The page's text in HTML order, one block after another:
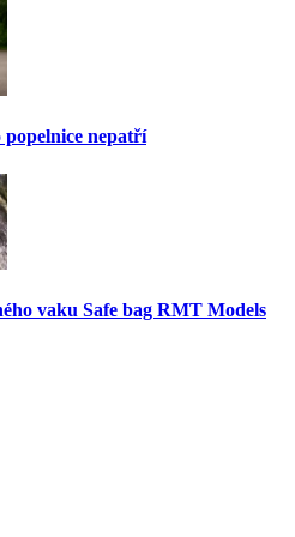
nepatří
vaku Safe bag RMT Models